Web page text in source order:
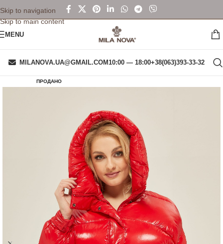
Skip to navigation
Skip to main content
MENU
MILANOVA.UA@GMAIL.COM10:00 — 18:00+38(063)393-33-32
ПРОДАНО